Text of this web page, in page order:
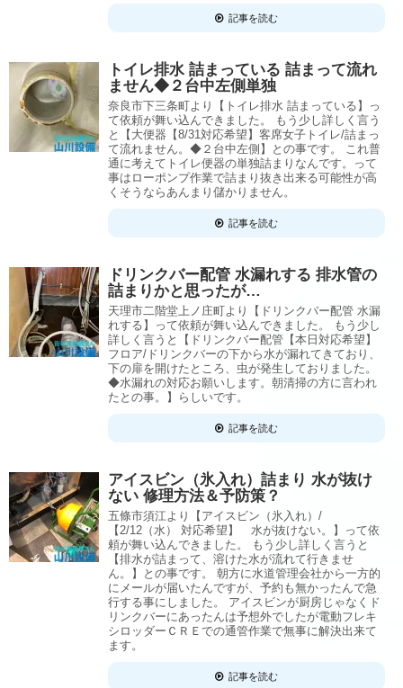
記事を読む
トイレ排水 詰まっている 詰まって流れ
ません◆２台中左側単独
奈良市下三条町より【トイレ排水 詰まっている】っ
て依頼が舞い込んできました。 もう少し詳しく言う
と【大便器【8/31対応希望】客席女子トイレ/詰まっ
て流れません。◆２台中左側】との事です。 これ普
通に考えてトイレ便器の単独詰まりなんです。って
事はローポンプ作業で詰まり抜き出来る可能性が高
くそうならあんまり儲かりません。
記事を読む
ドリンクバー配管 水漏れする 排水管の
詰まりかと思ったが…
天理市二階堂上ノ庄町より【ドリンクバー配管 水漏
れする】って依頼が舞い込んできました。 もう少し
詳しく言うと【ドリンクバー配管【本日対応希望】
フロア/ドリンクバーの下から水が漏れてきており、
下の扉を開けたところ、虫が発生しておりました。
◆水漏れの対応お願いします。朝清掃の方に言われ
たとの事。】らしいです。
記事を読む
アイスビン（氷入れ）詰まり 水が抜け
ない 修理方法＆予防策？
五條市須江より【アイスビン（氷入れ）/
【2/12（水） 対応希望】 水が抜けない。】って依
頼が舞い込んできました。 もう少し詳しく言うと
【排水が詰まって、溶けた水が流れて行きませ
ん。】との事です。 朝方に水道管理会社から一方的
にメールが届いたんですが、予約も無かったんで急
行する事にしました。 アイスビンが厨房じゃなくド
リンクバーにあったんは予想外でしたが電動フレキ
シロッダーＣＲＥでの通管作業で無事に解決出来て
ます。
記事を読む